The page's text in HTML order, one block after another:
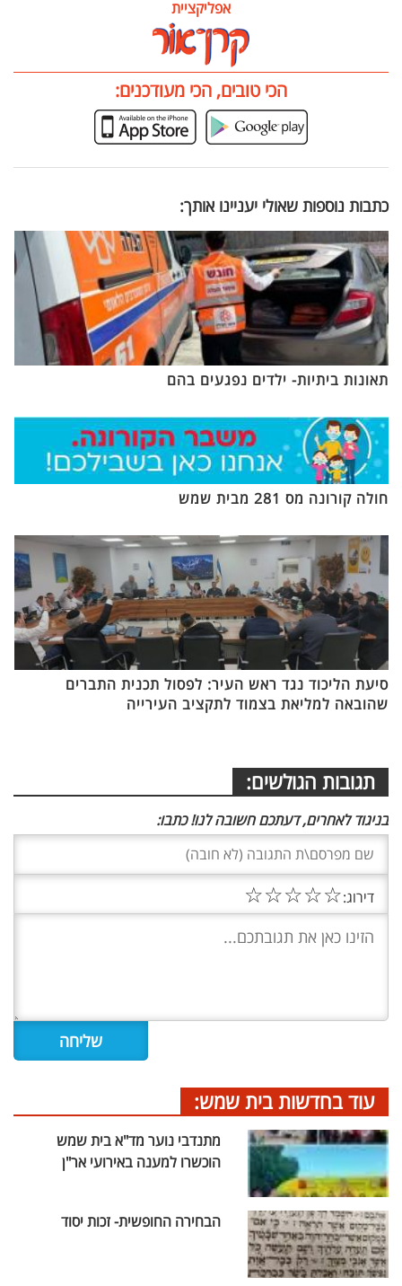
אפליקציית
הכי טובים, הכי מעודכנים:
כתבות נוספות שאולי יעניינו אותך:
תאונות ביתיות- ילדים נפגעים בהם
חולה קורונה מס 281 מבית שמש
סיעת הליכוד נגד ראש העיר: לפסול תכנית התברים
שהובאה למליאת בצמוד לתקציב העירייה
תגובות הגולשים:
בניגוד לאחרים, דעתכם חשובה לנו! כתבו:
דירוג:☆
☆
☆
☆
☆
עוד בחדשות בית שמש:
מתנדבי נוער מד"א בית שמש
הוכשרו למענה באירועי אר"ן
הבחירה החופשית- זכות יסוד